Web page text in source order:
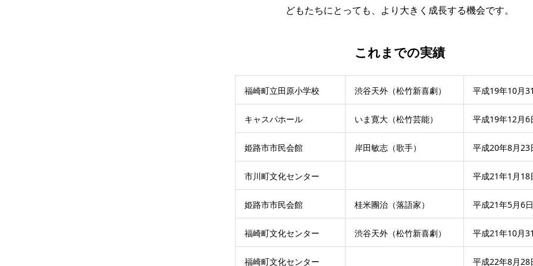
どもたちにとっても、より大きく成長する機会です。
これまでの実績
福崎町立田原小学校 渋谷天外（松竹新喜劇） 平成19年10月
キャスパホール いま寛大（松竹芸能） 平成19年12月6
姫路市市民会館 岸田敏志（歌手） 平成20年8月23
市川町文化センター 平成21年1月18
姫路市市民会館 桂米團治（落語家） 平成21年5月6日
福崎町文化センター 渋谷天外（松竹新喜劇） 平成21年10月
福崎町文化センター 平成22年8月28